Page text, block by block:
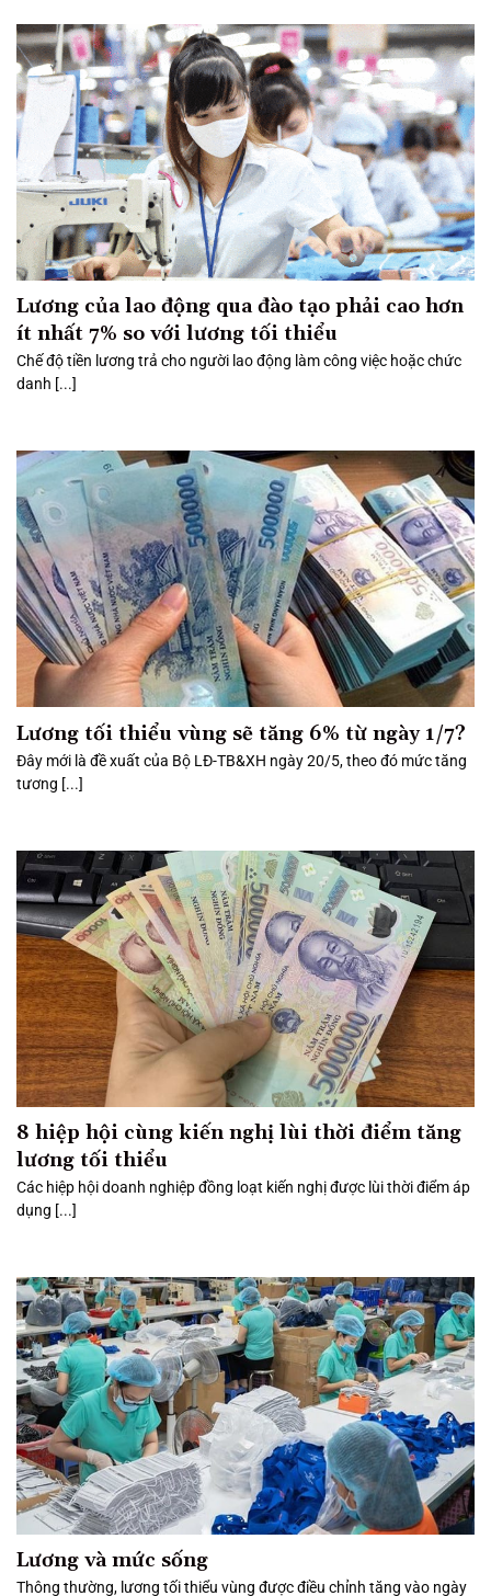
Lương của lao động qua đào tạo phải cao hơn
ít nhất 7% so với lương tối thiểu
Chế độ tiền lương trả cho người lao động làm công việc hoặc chức
danh [...]
Lương tối thiểu vùng sẽ tăng 6% từ ngày 1/7?
Đây mới là đề xuất của Bộ LĐ-TB&XH ngày 20/5, theo đó mức tăng
tương [...]
8 hiệp hội cùng kiến nghị lùi thời điểm tăng
lương tối thiểu
Các hiệp hội doanh nghiệp đồng loạt kiến nghị được lùi thời điểm áp
dụng [...]
Lương và mức sống
Thông thường, lương tối thiểu vùng được điều chỉnh tăng vào ngày